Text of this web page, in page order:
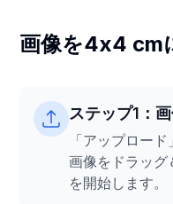
画像を4x4 cm
ステップ1：
「アップロー
画像をドラッグ
を開始します。